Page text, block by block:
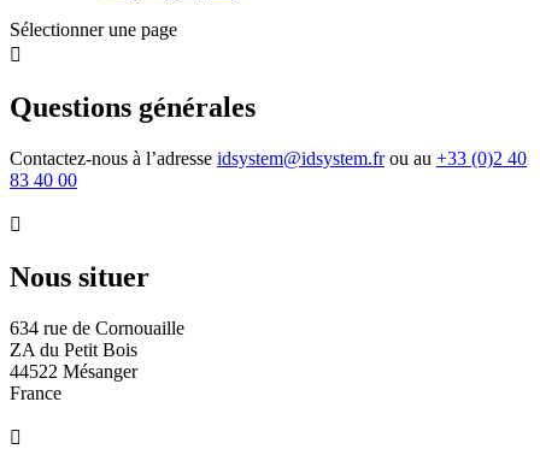
Sélectionner une page

Questions générales
Contactez-nous à l’adresse idsystem@idsystem.frou au +33 (0)2 40
83 40 00

Nous situer
634 rue de Cornouaille
ZA du Petit Bois
44522 Mésanger
France
